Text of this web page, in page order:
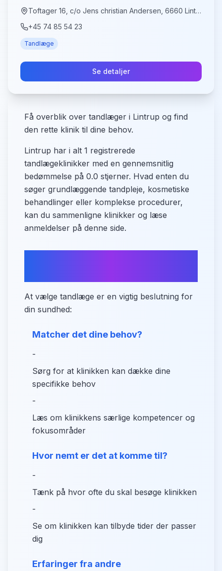
Toftager 16, c/o Jens christian Andersen, 6660 Lintrup
+45 74 85 54 23
Tandlæge
Se detaljer
Få overblik over tandlæger i Lintrup og find
den rette klinik til dine behov.
Lintrup har i alt 1 registrerede
tandlægeklinikker med en gennemsnitlig
bedømmelse på 0.0 stjerner. Hvad enten du
søger grundlæggende tandpleje, kosmetiske
behandlinger eller komplekse procedurer,
kan du sammenligne klinikker og læse
anmeldelser på denne side.
At vælge tandlæge er en vigtig beslutning for
din sundhed:
Matcher det dine behov?
-
Sørg for at klinikken kan dække dine
specifikke behov
-
Læs om klinikkens særlige kompetencer og
fokusområder
Hvor nemt er det at komme til?
-
Tænk på hvor ofte du skal besøge klinikken
-
Se om klinikken kan tilbyde tider der passer
dig
Erfaringer fra andre